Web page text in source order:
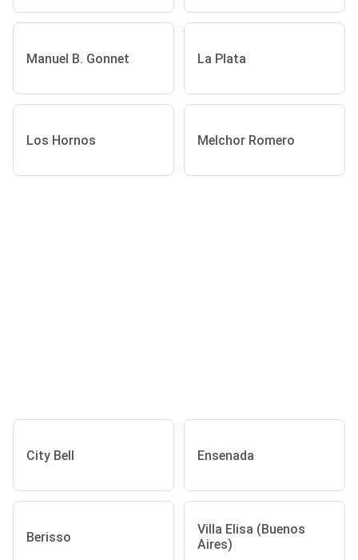
Manuel B. Gonnet La Plata
Los Hornos Melchor Romero
City Bell Ensenada
Berisso
Villa Elisa (Buenos
Aires)